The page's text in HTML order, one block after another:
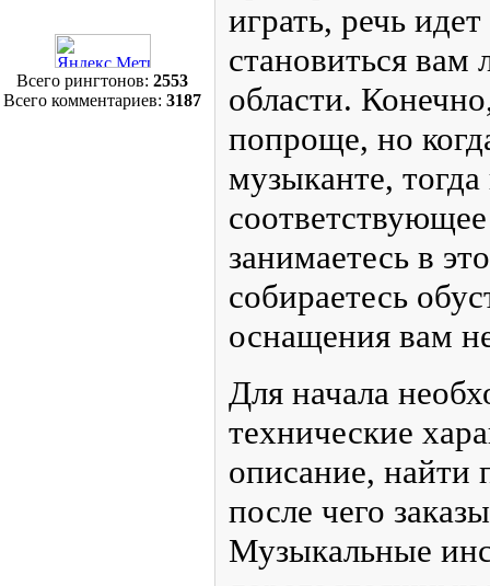
Статистика
Музыкант знает,
качественный
необходимо
Совсем неважно, на
играть, речь идет
помогать
специалистом в
новичков подойдут
но когда речь идет
музыканте, тогда
соответствующее
активно
есть группа, и вы
собственную
обойтись.